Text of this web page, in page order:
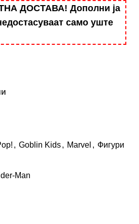
ДОСТАВА! Дополни ја
само уште
, Goblin Kids, Marvel , Фигури
Man